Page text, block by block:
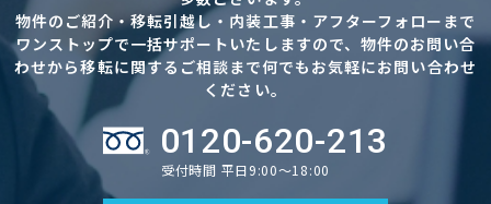
物件のご紹介・移転引越し・内装工事・アフターフォローまで
ワンストップで一括サポートいたしますので、物件のお問い合
わせから移転に関するご相談まで何でもお気軽にお問い合わせ
ください。
0120-620-213
受付時間 平日9:00～18:00